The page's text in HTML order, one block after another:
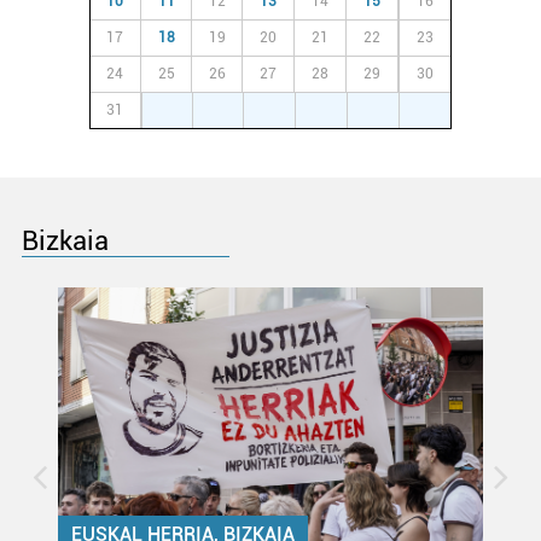
erabiltzen dituen hauta dezakezu.
Bazkide batzuek ez dizute baimenik eskatzen, eta beren
interes komertzial legitimoetan babesten dira. Ikusi gure
bazkideen zerrenda, beren ustez zein helburutarako
Lortu zure datu pertsonalak prozesatzeko moduari
datuen atalean. Edozein unetan alda edo ken dezakezu
zure baimena Cookieen adierazpenean.
Webgune honek cookie propioak eta hirugarrenen cookie-
fitxategiak erabiltzen ditu. Zure esperientzia eta
zerbitzuak hobetzeko asmoz, cookie teknologiaz
baliatzen gara. Ohar hau onartuz gero, teknologia hori
erabiltzeko baimen esplizitua ematen diguzu.Gehiago
17 18 19 20 21 22 23
24 25 26 27 28 29 30
31
Bizkaia
EUSKAL HERRIA, BIZKAIA